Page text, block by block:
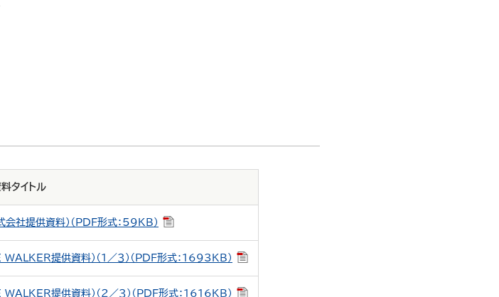
タイトル
社提供資料）（PDF形式：59KB）
提供資料）（１／３）（PDF形式：1693KB）
提供資料）（２／３）（PDF形式：1616KB）